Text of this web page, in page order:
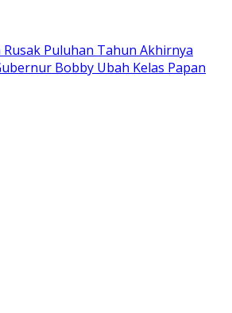
Puluhan Tahun Akhirnya
Bobby Ubah Kelas Papan